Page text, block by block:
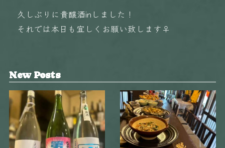
久しぶりに貴醸酒inしました！
それでは本日も宜しくお願い致します‍♀️
New Posts